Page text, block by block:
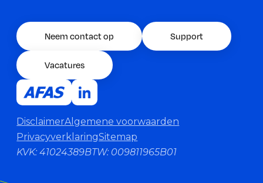
Neem contact op Support
Vacatures
DisclaimerAlgemene voorwaarden
PrivacyverklaringSitemap
KVK: 41024389BTW: 009811965B01